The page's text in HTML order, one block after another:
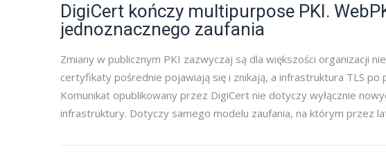
DigiCert kończy multipurpose PKI.
jednoznacznego zaufania
Zmiany w publicznym PKI zazwyczaj są dla większości organizacji
certyfikaty pośrednie pojawiają się i znikają, a infrastruktura TLS po
Komunikat opublikowany przez DigiCert nie dotyczy wyłącznie
infrastruktury. Dotyczy samego modelu zaufania, na którym przez